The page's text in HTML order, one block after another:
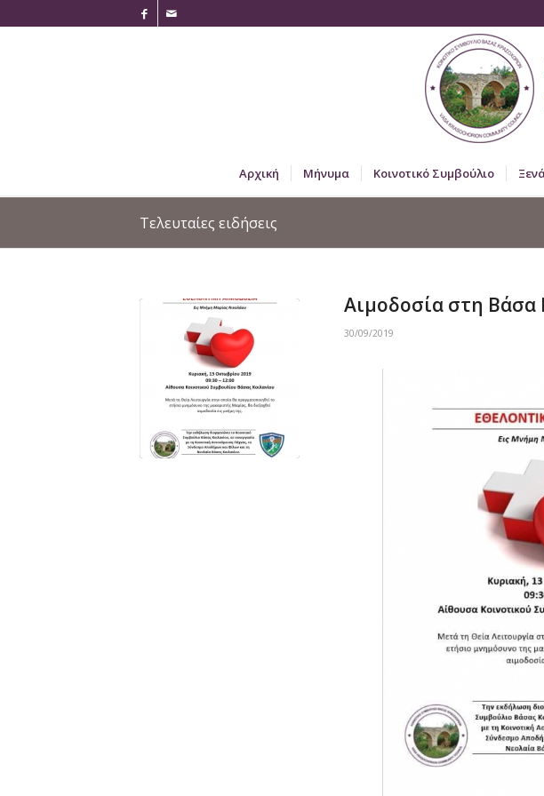
Αρχική Μήνυμα Κοινοτικό Συμβούλιο
Τελευταίες ειδήσεις
Αιμοδοσία στη Βάσα
30/09/2019